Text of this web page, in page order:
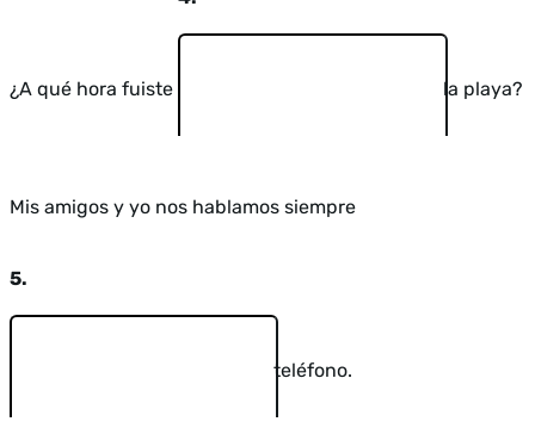
¿A qué hora fuiste la playa?
Mis amigos y yo nos hablamos siempre
5.
teléfono.